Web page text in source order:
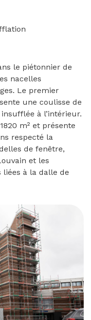
le piétonnier de
nacelles
Le premier
une coulisse de
à l’intérieur.
m² et présente
respecté la
de fenêtre,
et les
à la dalle de